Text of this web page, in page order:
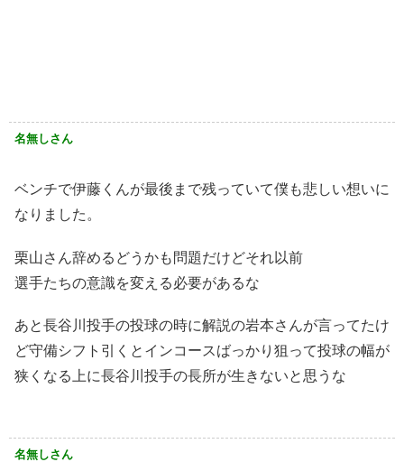
名無しさん
ベンチで伊藤くんが最後まで残っていて僕も悲しい想いに
なりました。
栗山さん辞めるどうかも問題だけどそれ以前
選手たちの意識を変える必要があるな
あと長谷川投手の投球の時に解説の岩本さんが言ってたけ
ど守備シフト引くとインコースばっかり狙って投球の幅が
狭くなる上に長谷川投手の長所が生きないと思うな
名無しさん